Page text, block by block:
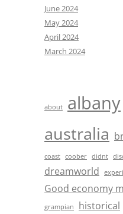
June 2024
May 2024
April 2024
March 2024
about albany
australia
coast coober didnt
dreamworld
Good economy
grampian historical